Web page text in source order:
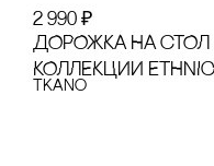
2 990 ₽
ДОРОЖКА НА сТОЛ
КОЛЛЕКЦИИ ETHNIC
Tkano